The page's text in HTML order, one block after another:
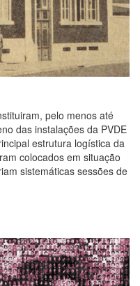
pelo menos até
das instalações da PVDE
estrutura logística da
colocados em situação
sistemáticas sessões de